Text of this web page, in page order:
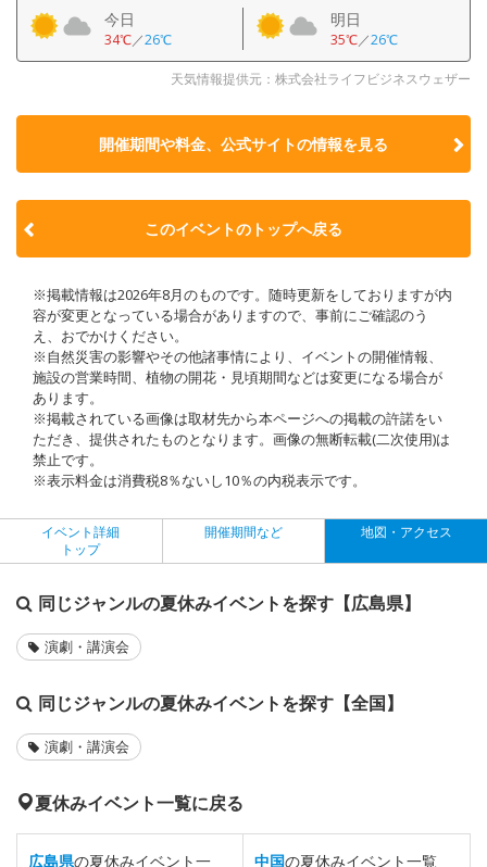
今日
34℃／26℃
明日
35℃／26℃
天気情報提供元：株式会社ライフビジネスウェザー
開催期間や料金、公式サイトの情報を見る
このイベントのトップへ戻る
※掲載情報は2026年8月のものです。随時更新をしておりますが内
容が変更となっている場合がありますので、事前にご確認のう
え、おでかけください。
※自然災害の影響やその他諸事情により、イベントの開催情報、
施設の営業時間、植物の開花・見頃期間などは変更になる場合が
あります。
※掲載されている画像は取材先から本ページへの掲載の許諾をい
ただき、提供されたものとなります。画像の無断転載(二次使用)は
禁止です。
※表示料金は消費税8％ないし10％の内税表示です。
イベント詳細
トップ
開催期間など 地図・アクセス
同じジャンルの夏休みイベントを探す【広島県】
演劇・講演会
同じジャンルの夏休みイベントを探す【全国】
演劇・講演会
夏休みイベント一覧に戻る
広島県の夏休みイベント一 中国の夏休みイベント一覧